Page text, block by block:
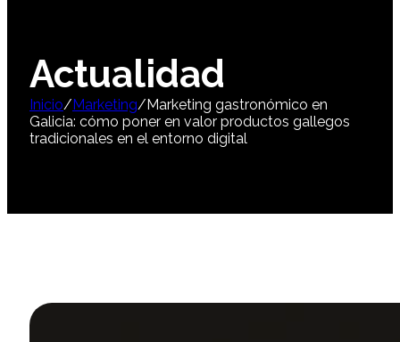
Actualidad
Inicio/Marketing/Marketing gastronómico en
Galicia: cómo poner en valor productos gallegos
tradicionales en el entorno digital